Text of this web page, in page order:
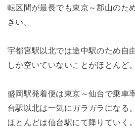
転区間が最長でも東京～郡山のた
きい。
宇都宮駅以北では途中駅のため自
しか空いていないことがほとんど。
盛岡駅発着便は東京～仙台で乗車
台駅以北は一気にガラガラになる
ほとんどは仙台駅にて降りていく。